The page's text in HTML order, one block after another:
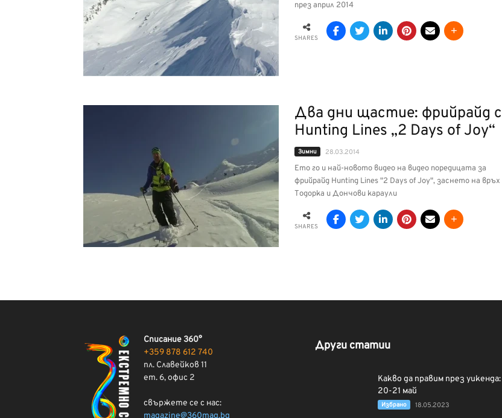
през април 2014
SHARES
Два дни щастие: фрийрайд с
Hunting Lines „2 Days of Joy“
Зимни 28.03.2014
Ето го и най-новото видео на видео поредицата за
фрийрайд Hunting Lines "2 Days of Joy", заснето на връх
Тодорка и Дончови караули
SHARES
Списание 360°
+359 878 612 740
пл. Славейков 11
ет. 6, офис 2
свържете се с нас:
magazine@360mag.bg
Други статии
Какво да правим през уикенда:
20-21 май
Избрано 18.05.2023